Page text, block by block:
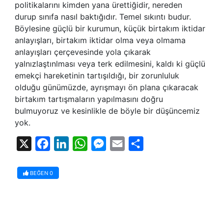
politikalarını kimden yana ürettiğidir, nereden
durup sınıfa nasıl baktığıdır. Temel sıkıntı budur.
Böylesine güçlü bir kurumun, küçük birtakım iktidar
anlayışları, birtakım iktidar olma veya olmama
anlayışları çerçevesinde yola çıkarak
yalnızlaştınlması veya terk edilmesini, kaldı ki güçlü
emekçi hareketinin tartışıldığı, bir zorunluluk
olduğu günümüzde, ayrışmayı ön plana çıkaracak
birtakım tartışmaların yapılmasını doğru
bulmuyoruz ve kesinlikle de böyle bir düşüncemiz
yok.
FacebookLinkedInWhatsAppMessenger
Email
BEĞEN 0